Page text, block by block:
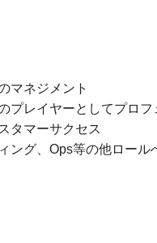
マネジメント
プレイヤーとしてプロ
タマーサクセス
ング、Ops等の他ロー